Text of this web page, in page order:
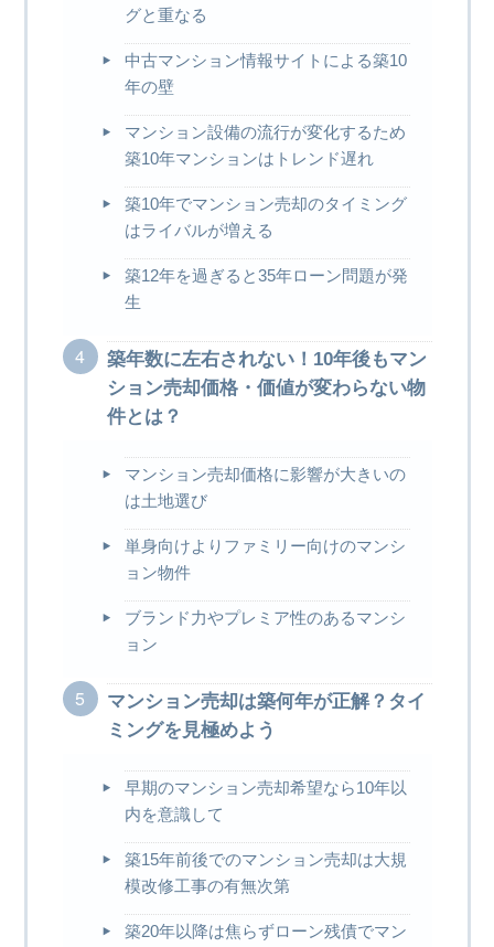
グと重なる
中古マンション情報サイトによる築10
年の壁
マンション設備の流行が変化するため
築10年マンションはトレンド遅れ
築10年でマンション売却のタイミング
はライバルが増える
築12年を過ぎると35年ローン問題が発
生
築年数に左右されない！10年後もマン
ション売却価格・価値が変わらない物
件とは？
マンション売却価格に影響が大きいの
は土地選び
単身向けよりファミリー向けのマンシ
ョン物件
ブランド力やプレミア性のあるマンシ
ョン
マンション売却は築何年が正解？タイ
ミングを見極めよう
早期のマンション売却希望なら10年以
内を意識して
築15年前後でのマンション売却は大規
模改修工事の有無次第
築20年以降は焦らずローン残債でマン